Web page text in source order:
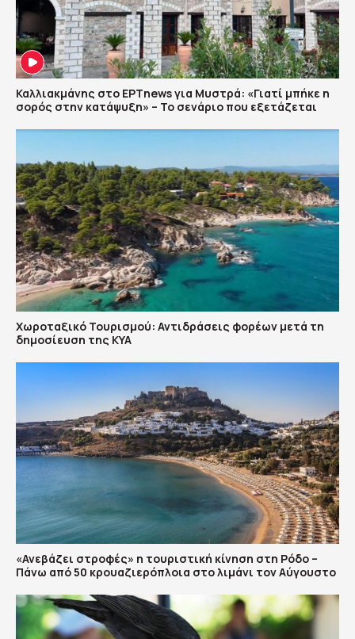
Καλλιακμάνης στο ΕΡΤnews για Μυστρά: «Γιατί μπήκε η
σορός στην κατάψυξη» – Το σενάριο που εξετάζεται
Χωροταξικό Τουρισμού: Αντιδράσεις φορέων μετά τη
δημοσίευση της ΚΥΑ
«Ανεβάζει στροφές» η τουριστική κίνηση στη Ρόδο –
Πάνω από 50 κρουαζιερόπλοια στο λιμάνι τον Αύγουστο